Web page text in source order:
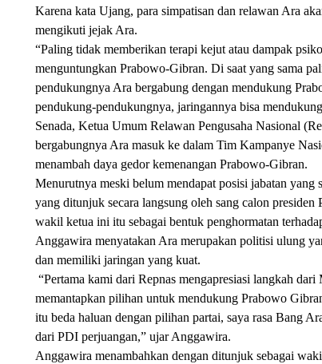
Karena kata Ujang, para simpatisan dan relawan Ara
mengikuti jejak Ara.
“Paling tidak memberikan terapi kejut atau dampak
menguntungkan Prabowo-Gibran. Di saat yang sama
pendukungnya Ara bergabung dengan mendukung
pendukung-pendukungnya, jaringannya bisa
Senada, Ketua Umum Relawan Pengusaha Nasional
bergabungnya Ara masuk ke dalam Tim Kampanye
menambah daya gedor kemenangan Prabowo-Gibran.
Menurutnya meski belum mendapat posisi jabatan
yang ditunjuk secara langsung oleh sang calon
wakil ketua ini itu sebagai bentuk penghormatan
Anggawira menyatakan Ara merupakan politisi ulung
dan memiliki jaringan yang kuat.
“Pertama kami dari Repnas mengapresiasi langkah
memantapkan pilihan untuk mendukung Prabowo
itu beda haluan dengan pilihan partai, saya rasa Bang
dari PDI perjuangan,” ujar Anggawira.
Anggawira menambahkan dengan ditunjuk sebagai